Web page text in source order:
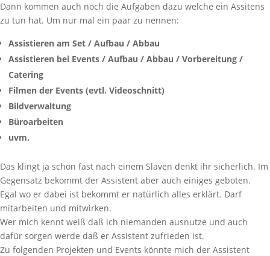
Dann kommen auch noch die Aufgaben dazu welche ein Assitens
zu tun hat. Um nur mal ein paar zu nennen:
Assistieren am Set / Aufbau / Abbau
Assistieren bei Events / Aufbau / Abbau / Vorbereitung /
Catering
Filmen der Events (evtl. Videoschnitt)
Bildverwaltung
Büroarbeiten
uvm.
Das klingt ja schon fast nach einem Slaven denkt ihr sicherlich. Im
Gegensatz bekommt der Assistent aber auch einiges geboten.
Egal wo er dabei ist bekommt er natürlich alles erklärt. Darf
mitarbeiten und mitwirken.
Wer mich kennt weiß daß ich niemanden ausnutze und auch
dafür sorgen werde daß er Assistent zufrieden ist.
Zu folgenden Projekten und Events könnte mich der Assistent